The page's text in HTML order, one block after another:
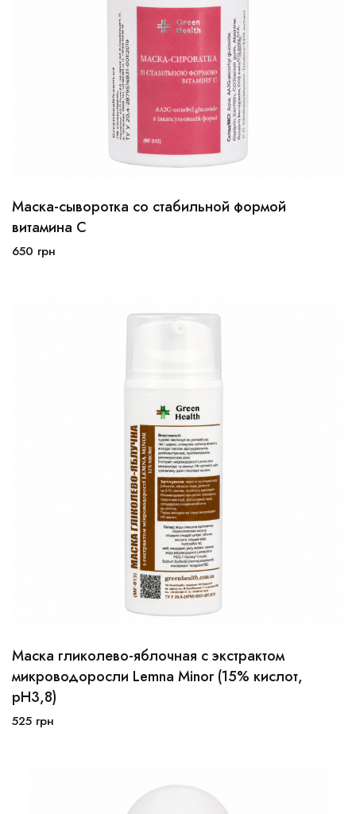
Маска-сыворотка со стабильной формой
витамина С
650 грн
100 мл 250 мл
Маска гликолево-яблочная с экстрактом
микроводоросли Lemna Minor (15% кислот,
рН3,8)
525 грн